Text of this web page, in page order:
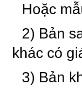
Hoặc
2) Bản
khác có
3) Bản